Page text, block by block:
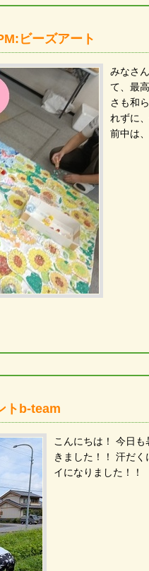
ビーズアート
みなさ
て、最
さも和
れずに
前中は
トb-team
こんにちは！ 今日
きました！！ 汗だ
イになりました！！